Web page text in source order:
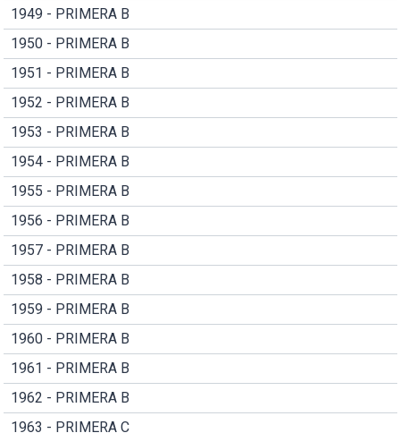
1949 - PRIMERA B
1950 - PRIMERA B
1951 - PRIMERA B
1952 - PRIMERA B
1953 - PRIMERA B
1954 - PRIMERA B
1955 - PRIMERA B
1956 - PRIMERA B
1957 - PRIMERA B
1958 - PRIMERA B
1959 - PRIMERA B
1960 - PRIMERA B
1961 - PRIMERA B
1962 - PRIMERA B
1963 - PRIMERA C